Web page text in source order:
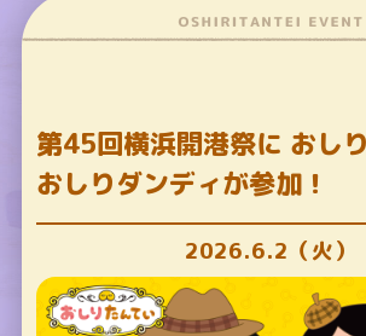
第45回横浜開港祭に おし
おしりダンディが参加！
2026.6.2（火）